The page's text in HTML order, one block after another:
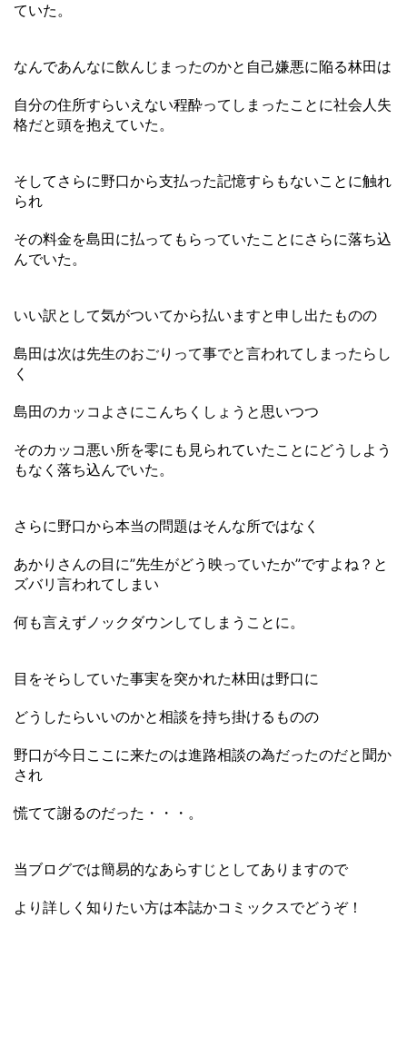
ていた。
なんであんなに飲んじまったのかと自己嫌悪に陥る林田は
自分の住所すらいえない程酔ってしまったことに社会人失
格だと頭を抱えていた。
そしてさらに野口から支払った記憶すらもないことに触れ
られ
その料金を島田に払ってもらっていたことにさらに落ち込
んでいた。
いい訳として気がついてから払いますと申し出たものの
島田は次は先生のおごりって事でと言われてしまったらし
く
島田のカッコよさにこんちくしょうと思いつつ
そのカッコ悪い所を零にも見られていたことにどうしよう
もなく落ち込んでいた。
さらに野口から本当の問題はそんな所ではなく
あかりさんの目に”先生がどう映っていたか”ですよね？と
ズバリ言われてしまい
何も言えずノックダウンしてしまうことに。
目をそらしていた事実を突かれた林田は野口に
どうしたらいいのかと相談を持ち掛けるものの
野口が今日ここに来たのは進路相談の為だったのだと聞か
され
慌てて謝るのだった・・・。
当ブログでは簡易的なあらすじとしてありますので
より詳しく知りたい方は本誌かコミックスでどうぞ！